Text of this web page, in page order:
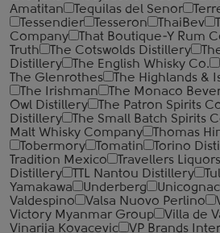
Amatitan
Tequilas del Senor
Tessendier
Tesseron ThaiBev
Company
That Boutique-Y Rum
Truth
The Cotswolds Distillery
Distillery
The English Whisky Co.
The Glenrothes
The Highlands &
The Irishman
The Monaco
Owl Distillery
The Patron Spirits
Distillery
The Small Batch Spirits
Malt Whisky Company
Thomas
Tobermory
Tomatin Torino
Tradition Mexico
Travellers Liquors
Distillery
TTL Nantou Distillery
Yamakawa
Underberg Unicognac
Valdespino
Valsa Nuovo Perlino
Victory Myanmar Group
Villa de
Vinarija Kovacevic
VP Brands